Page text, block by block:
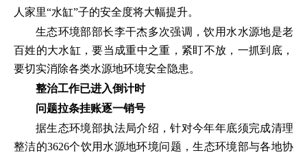
人家里“水缸”子的安全度将大幅提升。
生态环境部部长李干杰多次强调，饮用水水源地是老
百姓的大水缸，要当成重中之重，紧盯不放，一抓到底，
要切实消除各类水源地环境安全隐患。
整治工作已进入倒计时
问题拉条挂账逐一销号
据生态环境部执法局介绍，针对今年年底须完成清理
整洁的3626个饮用水源地环境问题，生态环境部与各地协